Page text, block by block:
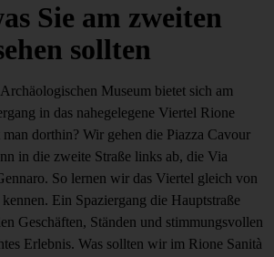
Sie am zweiten
sollten
Museum bietet sich am
in das nahegelegene Viertel Rione
dorthin? Wir gehen die Piazza Cavour
in die zweite Straße links ab, die Via
So lernen wir das Viertel gleich von
kennen. Ein Spaziergang die Hauptstraße
Geschäften, Ständen und stimmungsvollen
Erlebnis. Was sollten wir im Rione Sanità